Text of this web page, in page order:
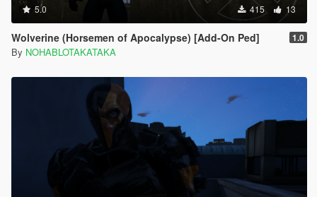
5.0 415 13
Wolverine (Horsemen of Apocalypse) [Add-On Ped] 1.0
By NOHABLOTAKATAKA